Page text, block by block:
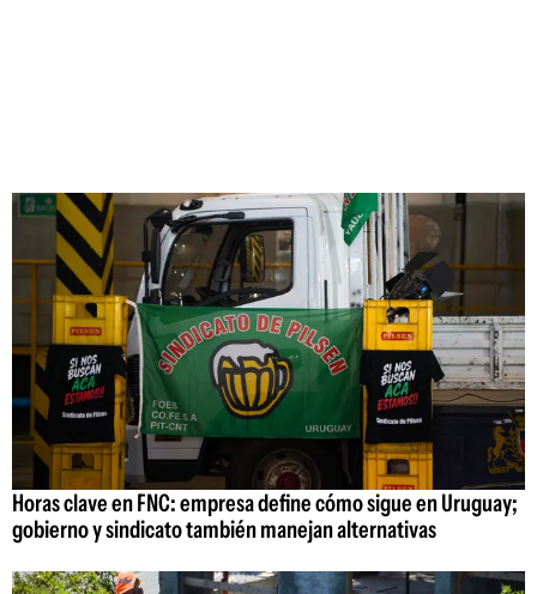
Horas clave en FNC: empresa define cómo sigue en Uruguay;
gobierno y sindicato también manejan alternativas